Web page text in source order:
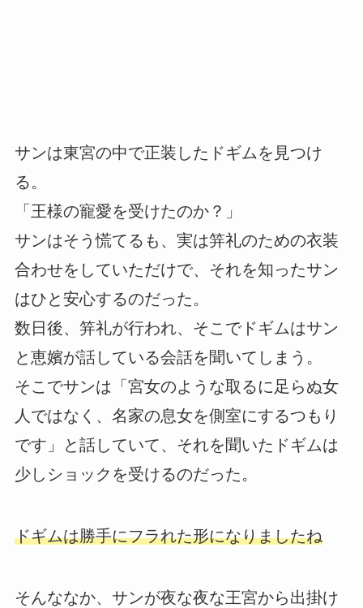
サンは東宮の中で正装したドギムを見つけ
る。
「王様の寵愛を受けたのか？」
サンはそう慌てるも、実は笄礼のための衣装
合わせをしていただけで、それを知ったサン
はひと安心するのだった。
数日後、笄礼が行われ、そこでドギムはサン
と恵嬪が話している会話を聞いてしまう。
そこでサンは「宮女のような取るに足らぬ女
人ではなく、名家の息女を側室にするつもり
です」と話していて、それを聞いたドギムは
少しショックを受けるのだった。
ドギムは勝手にフラれた形になりましたね
そんななか、サンが夜な夜な王宮から出掛け